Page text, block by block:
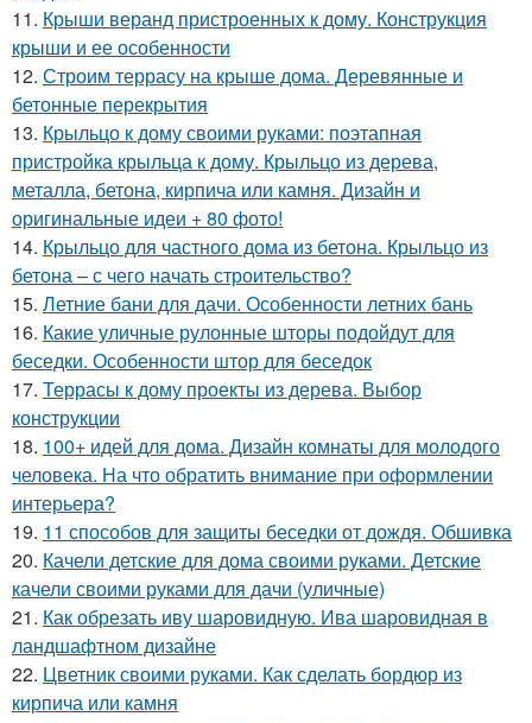
11. Крыши веранд пристроенных к дому. Конструкция
крыши и ее особенности
12. Строим террасу на крыше дома. Деревянные и
бетонные перекрытия
13. Крыльцо к дому своими руками: поэтапная
пристройка крыльца к дому. Крыльцо из дерева,
металла, бетона, кирпича или камня. Дизайн и
оригинальные идеи + 80 фото!
14. Крыльцо для частного дома из бетона. Крыльцо из
бетона – с чего начать строительство?
15. Летние бани для дачи. Особенности летних бань
16. Какие уличные рулонные шторы подойдут для
беседки. Особенности штор для беседок
17. Террасы к дому проекты из дерева. Выбор
конструкции
18. 100+ идей для дома. Дизайн комнаты для молодого
человека. На что обратить внимание при оформлении
интерьера?
19. 11 способов для защиты беседки от дождя. Обшивка
20. Качели детские для дома своими руками. Детские
качели своими руками для дачи (уличные)
21. Как обрезать иву шаровидную. Ива шаровидная в
ландшафтном дизайне
22. Цветник своими руками. Как сделать бордюр из
кирпича или камня